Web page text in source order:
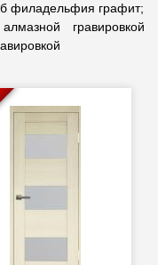
филадельфия графит;
гравировкой